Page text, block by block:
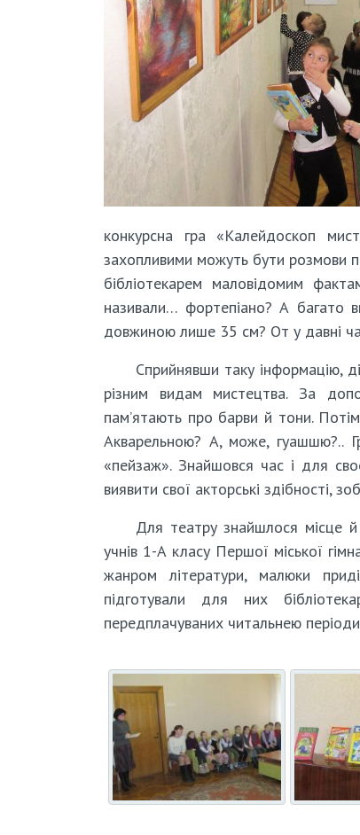
конкурсна гра «Калейдоскоп
захопливими можуть бути розмови
бібліотекарем маловідомим
називали… фортепіано? А багато
довжиною лише 35 см? От у давні
Сприйнявши таку інформацію,
різним видам мистецтва. За
пам’ятають про барви й тони.
Акварельною? А, може, гуашшю?..
«пейзаж». Знайшовся час і для
виявити свої акторські здібності,
Для театру знайшлося місце
учнів 1-А класу Першої міської
жанром літератури, малюки
підготували для них
передплачуваних читальнею